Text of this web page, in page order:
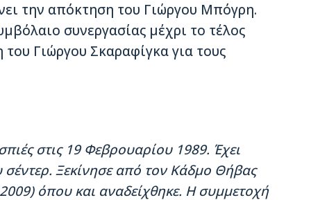
την απόκτηση του Γιώργου Μπόγρη.
συνεργασίας μέχρι το τέλος
Γιώργου Σκαραφίγκα για τους
στις 19 Φεβρουαρίου 1989. Έχει
σέντερ. Ξεκίνησε από τον Κάδμο Θήβας
όπου και αναδείχθηκε. Η συμμετοχή